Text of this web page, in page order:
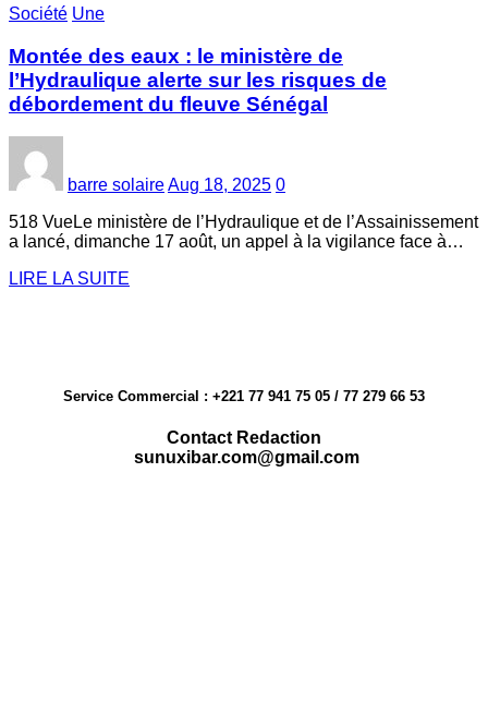
Société Une
Montée des eaux : le ministère de
l’Hydraulique alerte sur les risques de
débordement du fleuve Sénégal
barre solaireAug 18, 2025 0
518 VueLe ministère de l’Hydraulique et de l’Assainissement
a lancé, dimanche 17 août, un appel à la vigilance face à…
LIRE LA SUITE
Service Commercial : +221 77 941 75 05 / 77 279 66 53
Contact Redaction
sunuxibar.com@gmail.com